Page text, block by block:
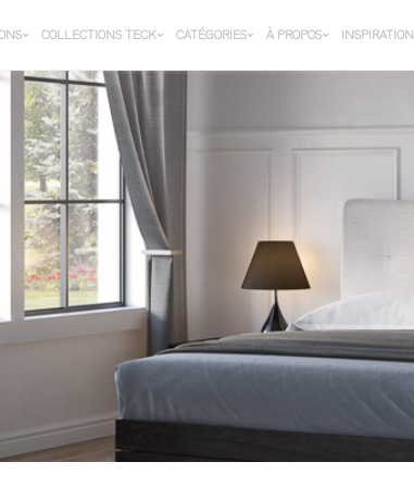
COLLECTIONS TECK CATÉGORIES À PROPOS INSPIRATION